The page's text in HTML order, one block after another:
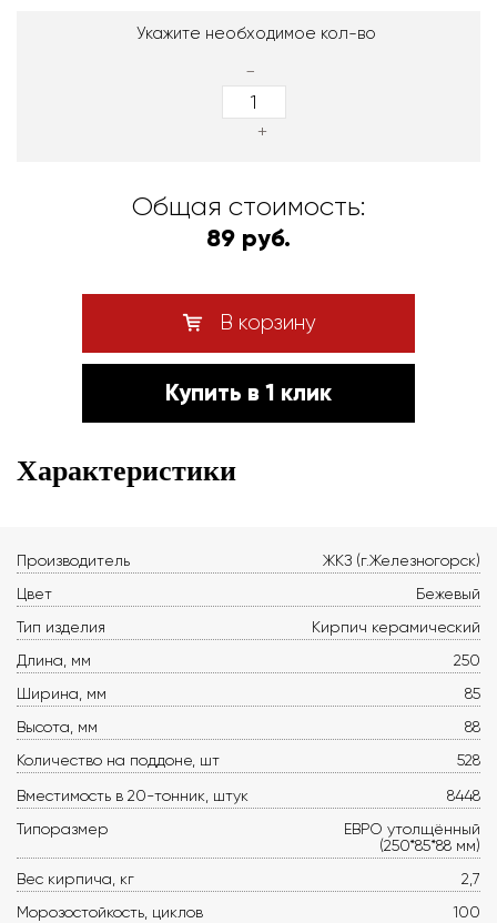
Укажите необходимое кол-во
-
+
Общая стоимость:
89 руб.
В корзину
Купить в 1 клик
Характеристики
Производитель
ЖКЗ (г.Железногорск)
Цвет
Бежевый
Тип изделия
Кирпич керамический
Длина, мм
250
Ширина, мм
85
Высота, мм
88
Количество на поддоне, шт
528
Вместимость в 20-тонник, штук
8448
Типоразмер
ЕВРО утолщённый
(250*85*88 мм)
Вес кирпича, кг
2,7
Морозостойкость, циклов
100